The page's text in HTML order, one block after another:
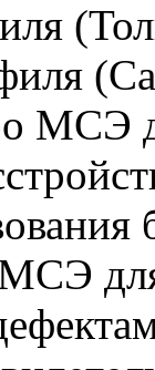
МСЭ
для